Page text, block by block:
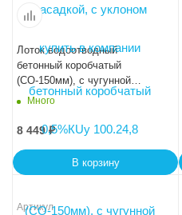
Лоток водоотводный
бетонный коробчатый
(СО-150мм), с чугунной
насадкой, с уклоном
(15).22(15,5)-BGZ-S, № -5
Много
8 449₽
В корзину
Артикул